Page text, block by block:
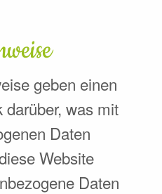
geben einen
darüber, was mit
Daten
Website
Daten